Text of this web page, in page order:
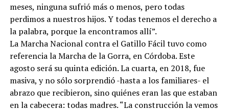
meses, ninguna sufrió más o menos, pero todas
perdimos a nuestros hijos. Y todas tenemos el derecho a
la palabra, porque la encontramos allí”.
La Marcha Nacional contra el Gatillo Fácil tuvo como
referencia la Marcha de la Gorra, en Córdoba. Este
agosto será su quinta edición. La cuarta, en 2018, fue
masiva, y no sólo sorprendió -hasta a los familiares- el
abrazo que recibieron, sino quiénes eran las que estaban
en la cabecera: todas madres. “La construcción la vemos